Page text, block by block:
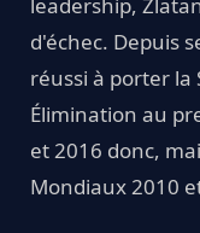
leadership,
d'échec. Depuis
réussi à porter la
Élimination au
et 2016 donc,
Mondiaux 2010